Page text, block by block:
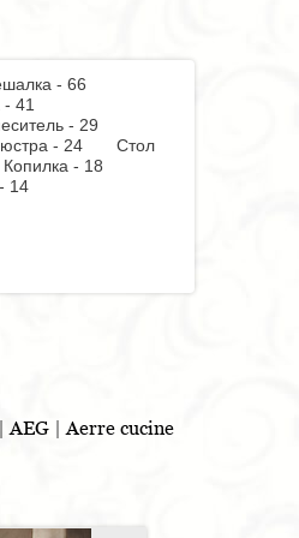
- 66
- 41
- 29
- 24
Стол
Копилка - 18
- 14
- 1
| AEG| Aerre cucine